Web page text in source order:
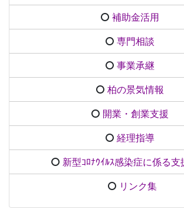
補助金活用
専門相談
事業承継
柏の景気情報
開業・創業支援
経理指導
新型ｺﾛﾅｳｲﾙｽ感染症に係る支
リンク集